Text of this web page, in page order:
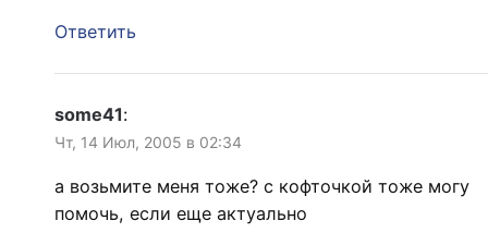
Ответить
some41:
Чт, 14 Июл, 2005 в 02:34
а возьмите меня тоже? с кофточкой тоже могу
помочь, если еще актуально